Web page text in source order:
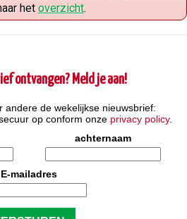
hetoverzicht.
ontvangen? Meld je aan!
andere de wekelijkse nieuwsbrief:
op conform onze privacy policy.
achternaam
E-mailadres